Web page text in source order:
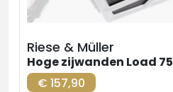
Riese & Müller
Hoge zijwanden Load 75
€ 157,90